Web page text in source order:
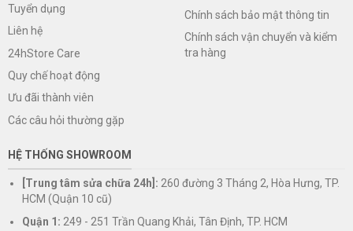
Tuyển dụng
Liên hệ
24hStore Care
Quy chế hoạt động
Ưu đãi thành viên
Các câu hỏi thường gặp
Chính sách bảo mật thông tin
Chính sách vận chuyển và kiểm
tra hàng
HỆ THỐNG SHOWROOM
[Trung tâm sửa chữa 24h]: 260 đường 3 Tháng 2, Hòa Hưng, TP.
HCM (Quận 10 cũ)
Quận 1: 249 - 251 Trần Quang Khải, Tân Định, TP. HCM